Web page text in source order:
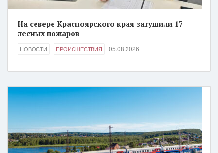
На севере Красноярского края затушили 17
лесных пожаров
НОВОСТИ ПРОИСШЕСТВИЯ 05.08.2026